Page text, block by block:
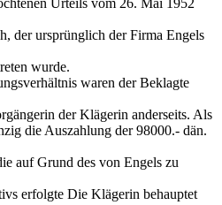
der ursprünglich der Firma Engels
wurde.
waren der Beklagte
der Klägerin anderseits. Als
die Auszahlung der 98000.- dän.
auf Grund des von Engels zu
erfolgte Die Klägerin behauptet